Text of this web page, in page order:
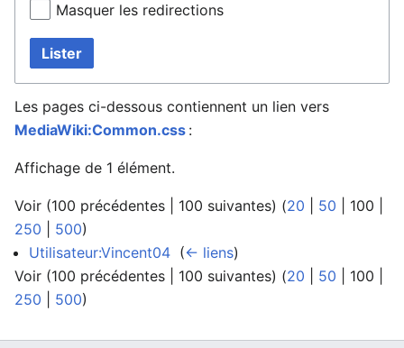
Masquer les redirections
Lister
Les pages ci-dessous contiennent un lien vers
MediaWiki:Common.css :
Affichage de 1 élément.
Voir (100 précédentes 100 suivantes) (20 50 100
250
500)
Utilisateur:Vincent04 (← liens)
Voir (100 précédentes 100 suivantes) (20 50 100
250
500)